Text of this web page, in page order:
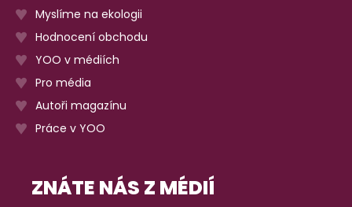
Myslíme na ekologii
Hodnocení obchodu
YOO v médiích
Pro média
Autoři magazínu
Práce v YOO
ZNÁTE NÁS Z MÉDIÍ